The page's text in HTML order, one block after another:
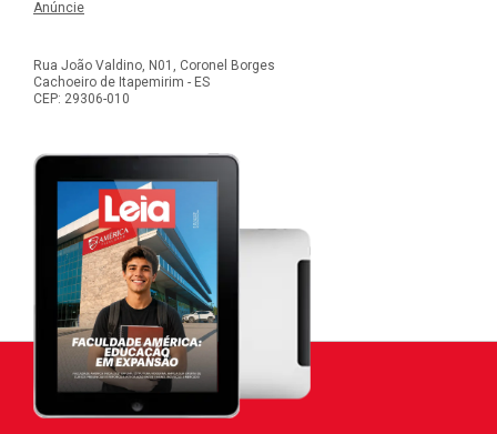
Anúncie
Rua João Valdino, N01, Coronel Borges
Cachoeiro de Itapemirim - ES
CEP: 29306-010